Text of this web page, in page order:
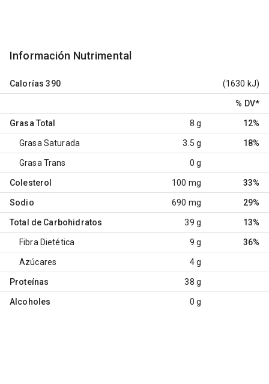
Información Nutrimental
Calorías 390 (1630 kJ)
% DV*
Grasa Total 8 g 12%
Grasa Saturada 3.5 g 18%
Grasa Trans 0 g
Colesterol 100 mg 33%
Sodio 690 mg 29%
Total de Carbohidratos 39 g 13%
Fibra Dietética 9 g 36%
Azúcares 4 g
Proteínas 38 g
Alcoholes 0 g